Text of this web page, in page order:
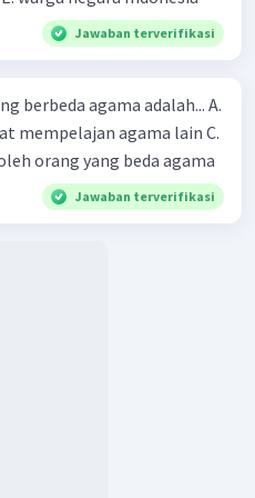
Jawaban terverifikasi
agama adalah... A.
mempelajan agama lain C.
orang yang beda agama
Jawaban terverifikasi